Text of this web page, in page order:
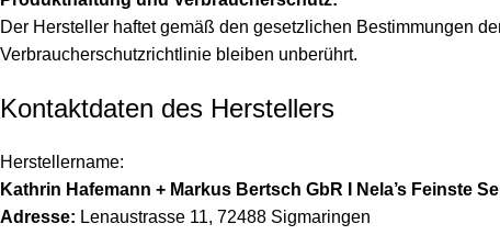
Der Hersteller haftet gemäß den gesetzlichen Bestimmungen
Verbraucherschutzrichtlinie bleiben unberührt.
Kontaktdaten des Herstellers
Herstellername:
Kathrin Hafemann + Markus Bertsch GbR I Nela’s Feinste
Adresse: Lenaustrasse 11, 72488 Sigmaringen